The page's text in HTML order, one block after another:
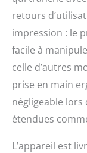
retours
impression : le
facile à
celle d’autres
prise en main
négligeable
étendues
L’appareil est